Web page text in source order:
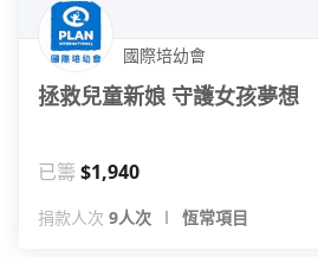
國際培幼會
拯救兒童新娘 守護女孩夢想
已籌 $1,940
捐款人次 9人次 恆常項目